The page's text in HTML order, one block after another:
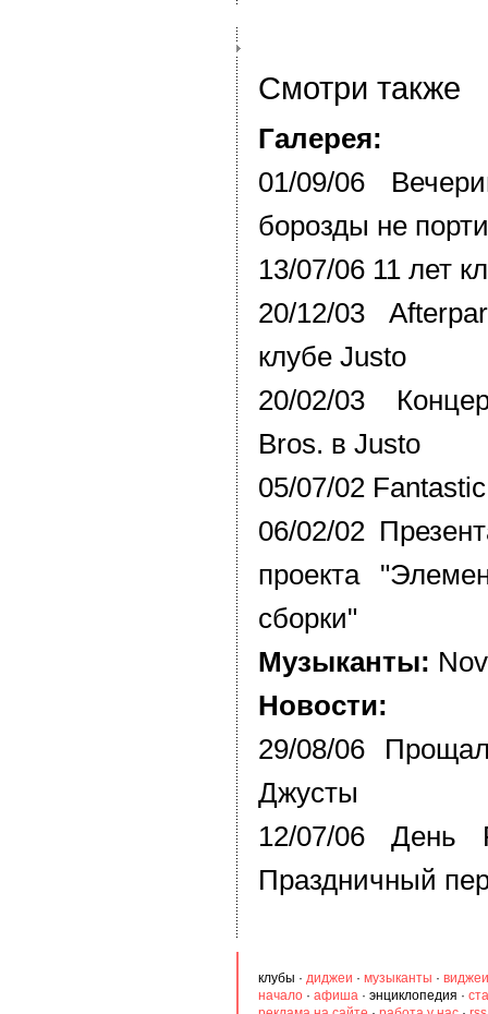
Смотри также
Галерея:
01/09/06
борозды не
13/07/06 11 лет
20/12/03
клубе Justo
20/02/03
Bros. в Justo
05/07/02
06/02/02
проекта
сборки"
Музыканты:
Новости:
29/08/06
Джусты
12/07/06 День
Праздничный
клубы · диджеи · музыканты · виджеи
начало · афиша · энциклопедия ·